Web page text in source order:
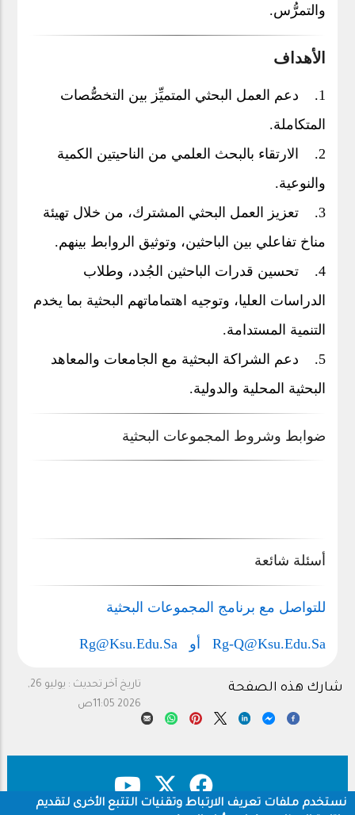
والتمرُّس.
الأهداف
1. دعم العمل البحثي المتميِّز بين التخصُّصات
المتكاملة.
2. الارتقاء بالبحث العلمي من الناحيتين الكمية
والنوعية.
3. تعزيز العمل البحثي المشترك، من خلال تهيئة
مناخ تفاعلي بين الباحثين، وتوثيق الروابط بينهم.
4. تحسين قدرات الباحثين الجُدد، وطلاب
الدراسات العليا، وتوجيه اهتماماتهم البحثية بما يخدم
التنمية المستدامة.
5. دعم الشراكة البحثية مع الجامعات والمعاهد
البحثية المحلية والدولية.
ضوابط وشروط المجموعات البحثية
أسئلة شائعة
للتواصل مع برنامج المجموعات البحثية
Rg-Q@ksu.edu.sa أو Rg@ksu.edu.sa
تاريخ آخر تحديث :
يوليو 26,
2026 11:05ص
شارك هذه الصفحة
نستخدم ملفات تعريف الارتباط وتقنيات التتبع الأخرى لتقديم